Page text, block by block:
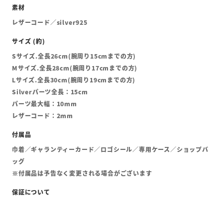
レザーコード／silver925
Sサイズ.全長26cm(腕周り15cmまでの方)
Mサイズ.全長28cm(腕周り17cmまでの方)
Lサイズ.全長30cm(腕周り19cmまでの方)
Silverパーツ全長：15cm
パーツ最大幅：10mm
レザーコード：2mm
巾着／ギャランティーカード／ロゴシール／専用ケース／ショップバ
ッグ
※付属品は予告なく変更される場合がございます